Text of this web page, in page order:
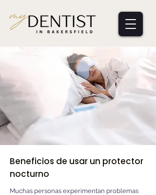
Beneficios de usar un protector
nocturno
Muchas personas experimentan problemas